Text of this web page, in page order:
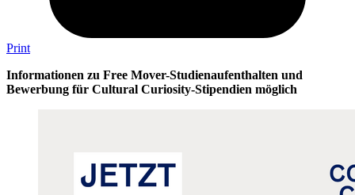
Print
Informationen zu Free Mover-Studienaufenthalten und
Bewerbung für Cultural Curiosity-Stipendien möglich